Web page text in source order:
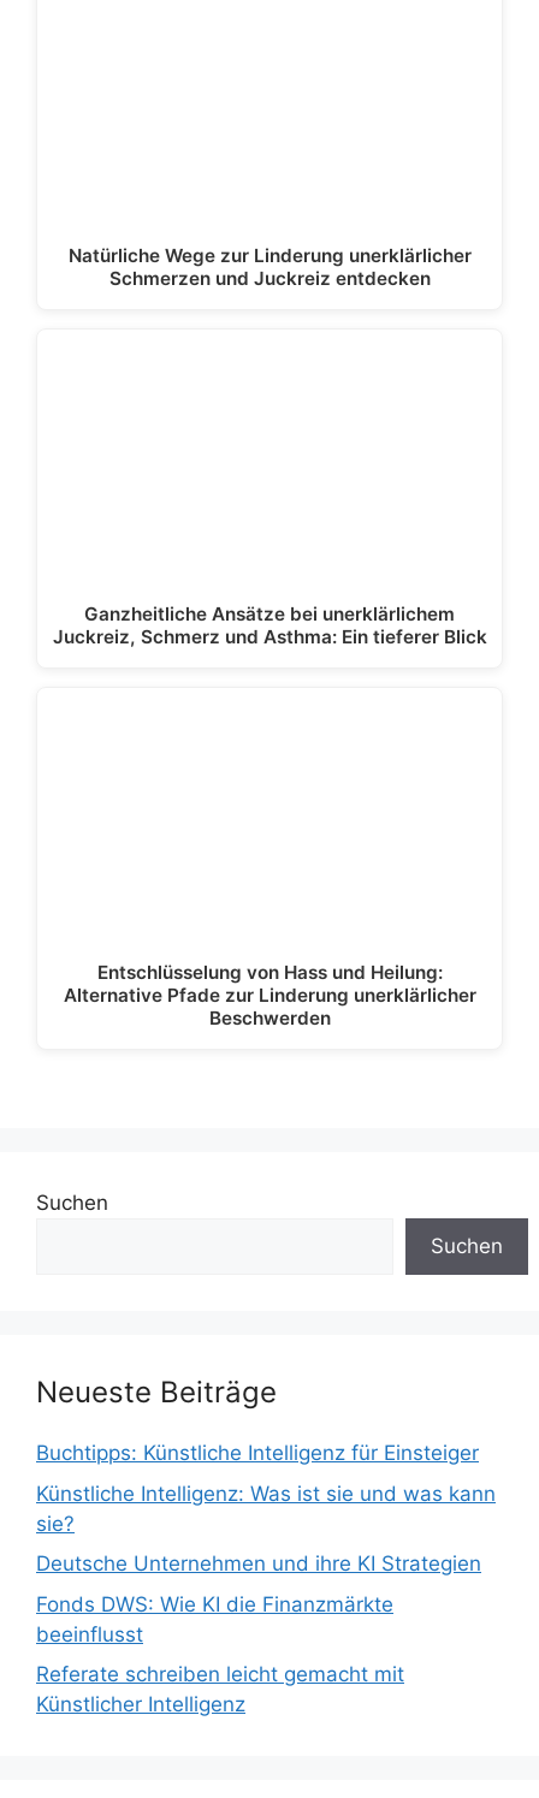
Natürliche Wege zur Linderung unerklärlicher
Schmerzen und Juckreiz entdecken
Ganzheitliche Ansätze bei unerklärlichem
Juckreiz, Schmerz und Asthma: Ein tieferer Blick
Entschlüsselung von Hass und Heilung:
Alternative Pfade zur Linderung unerklärlicher
Beschwerden
Suchen
Suchen
Neueste Beiträge
Buchtipps: Künstliche Intelligenz für Einsteiger
Künstliche Intelligenz: Was ist sie und was kann
sie?
Deutsche Unternehmen und ihre KI Strategien
Fonds DWS: Wie KI die Finanzmärkte
beeinflusst
Referate schreiben leicht gemacht mit
Künstlicher Intelligenz